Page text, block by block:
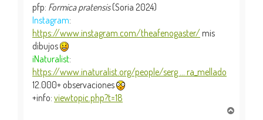
pfp: Formica pratensis(Soria 2024)
Instagram:
https://www.instagram.com/theafenogaster/ mis
dibujos
iNaturalist:
https://www.inaturalist.org/people/serg ... ra_mellado
12.000+ observaciones
+info: viewtopic.php?t=18